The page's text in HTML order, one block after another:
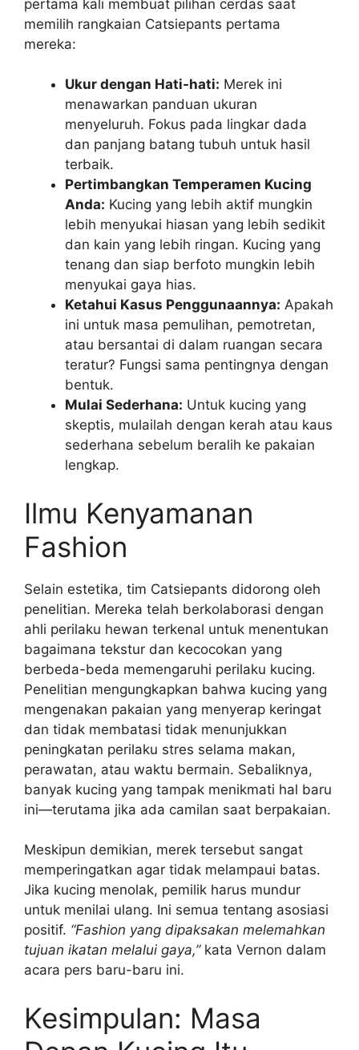
pertama kali membuat pilihan cerdas saat
memilih rangkaian Catsiepants pertama
mereka:
Ukur dengan Hati-hati: Merek ini
menawarkan panduan ukuran
menyeluruh. Fokus pada lingkar dada
dan panjang batang tubuh untuk hasil
terbaik.
Pertimbangkan Temperamen Kucing
Anda: Kucing yang lebih aktif mungkin
lebih menyukai hiasan yang lebih sedikit
dan kain yang lebih ringan. Kucing yang
tenang dan siap berfoto mungkin lebih
menyukai gaya hias.
Ketahui Kasus Penggunaannya: Apakah
ini untuk masa pemulihan, pemotretan,
atau bersantai di dalam ruangan secara
teratur? Fungsi sama pentingnya dengan
bentuk.
Mulai Sederhana: Untuk kucing yang
skeptis, mulailah dengan kerah atau kaus
sederhana sebelum beralih ke pakaian
lengkap.
Ilmu Kenyamanan
Fashion
Selain estetika, tim Catsiepants didorong oleh
penelitian. Mereka telah berkolaborasi dengan
ahli perilaku hewan terkenal untuk menentukan
bagaimana tekstur dan kecocokan yang
berbeda-beda memengaruhi perilaku kucing.
Penelitian mengungkapkan bahwa kucing yang
mengenakan pakaian yang menyerap keringat
dan tidak membatasi tidak menunjukkan
peningkatan perilaku stres selama makan,
perawatan, atau waktu bermain. Sebaliknya,
banyak kucing yang tampak menikmati hal baru
ini—terutama jika ada camilan saat berpakaian.
Meskipun demikian, merek tersebut sangat
memperingatkan agar tidak melampaui batas.
Jika kucing menolak, pemilik harus mundur
untuk menilai ulang. Ini semua tentang asosiasi
positif. “Fashion yang dipaksakan melemahkan
tujuan ikatan melalui gaya,”kata Vernon dalam
acara pers baru-baru ini.
Kesimpulan: Masa